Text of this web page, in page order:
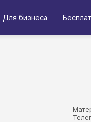
Для бизнеса